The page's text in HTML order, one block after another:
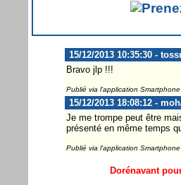
15/12/2013 10:35:30 -
Bravo jlp !!!
Publié via l'application
15/12/2013 18:08:12 -
Je me trompe peut être
présenté en même temps
Publié via l'application
Dorénavant